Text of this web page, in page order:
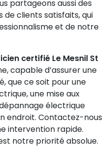
partageons aussi des
clients satisfaits, qui
et de notre
certifié Le Mesnil St
capable d’assurer une
que ce soit pour une
une mise aux
électrique
endroit. Contactez-nous
intervention rapide.
notre priorité absolue.